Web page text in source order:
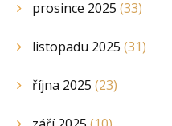
prosince 2025 (33)
listopadu 2025 (31)
října 2025 (23)